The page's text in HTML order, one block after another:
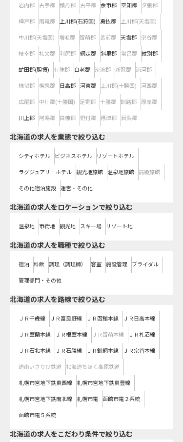
岩内郡 古宇郡 積丹郡 古平郡 余市郡 空知郡 夕張郡
樺戸郡 雨竜郡 上川郡(石狩国) 勇払郡 上川郡(天塩国)
中川郡(天塩国) 増毛郡 留萌郡 苫前郡 天塩郡 宗谷郡
枝幸郡 礼文郡 利尻郡 網走郡 斜里郡 常呂郡 紋別郡
虻田郡(胆振) 有珠郡 白老郡 沙流郡 新冠郡 浦河郡
様似郡 幌泉郡 日高郡 河東郡 上川郡(十勝国) 河西郡
広尾郡 中川郡(十勝国) 足寄郡 十勝郡 釧路郡 厚岸郡
川上郡 阿寒郡 白糠郡 野付郡 標津郡 目梨郡
北海道の求人を業態で絞り込む
シティホテル ビジネスホテル リゾートホテル
ラグジュアリーホテル 観光地旅館 温泉地旅館 高級旅館
その他宿泊施設 運営・その他
北海道の求人をロケーションで絞り込む
温泉地 市街地 観光地 スキー場 リゾート地
北海道の求人を職種で絞り込む
宿泊 料飲 調理（調理師） 客室 施設管理 ブライダル
管理部門・その他
北海道の求人を路線で絞り込む
ＪＲ千歳線 ＪＲ富良野線 ＪＲ函館本線 ＪＲ日高本線
ＪＲ室蘭本線 ＪＲ根室本線 ＪＲ留萌本線 ＪＲ札沼線
ＪＲ石北本線 ＪＲ石勝線 ＪＲ釧網本線 ＪＲ宗谷本線
道南いさりび鉄道 北海道ちほく高原鉄道
札幌市営地下鉄東西線 札幌市営地下鉄東豊線
札幌市営地下鉄南北線 札幌市電 函館市電２系統
函館市電５系統
北海道の求人をこだわり条件で絞り込む